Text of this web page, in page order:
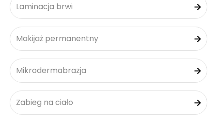
Laminacja brwi
Makijaż permanentny
Mikrodermabrazja
Zabieg na ciało